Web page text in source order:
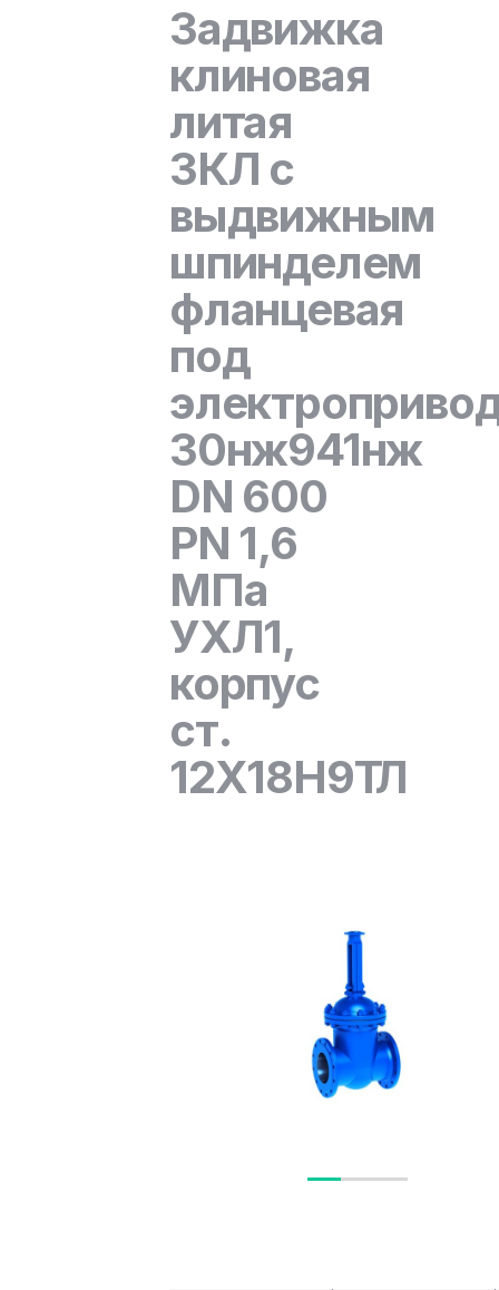
Задвижка
клиновая
литая
ЗКЛ с
выдвижным
шпинделем
фланцевая
под
30нж941нж
DN 600
PN 1,6
МПа
УХЛ1,
корпус
ст.
12Х18Н9ТЛ